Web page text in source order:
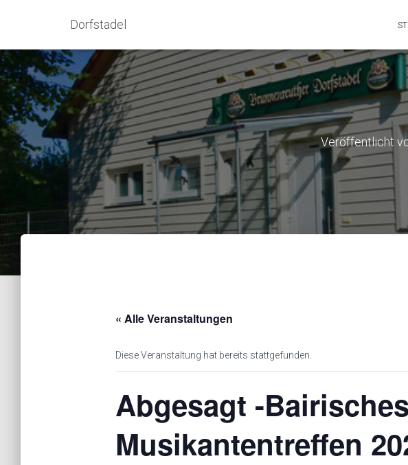
Dorfstadel
Veröffentlicht
« Alle Veranstaltungen
Diese Veranstaltung hat bereits stattgefunden.
Abgesagt -
Musikantentreffen